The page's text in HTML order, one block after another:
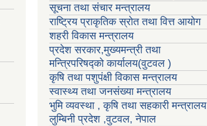
सूचना तथा संचार मन्त्रालय
राष्ट्रिय प्राकृतिक स्रोत तथा वित्त आयोग
शहरी विकास मन्त्रालय
प्रदेश सरकार,मुख्यमन्त्री तथा
मन्त्रिपरिषद्को कार्यालय(वुटवल )
कृषि तथा पशुपंक्षी विकास मन्त्रालय
स्वास्थ्य तथा जनसंख्या मन्त्रालय
भुमि व्यवस्था , कृषि तथा सहकारी मन्त्रालय
लुम्बिनी प्रदेश ,वुटवल, नेपाल